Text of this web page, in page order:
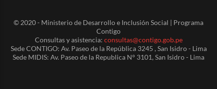
© 2020 - Ministerio de Desarrollo e Inclusión Social | Programa
Contigo
Consultas y asistencia: consultas@contigo.gob.pe
Sede CONTIGO: Av. Paseo de la República 3245 , San Isidro - Lima
Sede MIDIS: Av. Paseo de la Republica N° 3101, San Isidro - Lima